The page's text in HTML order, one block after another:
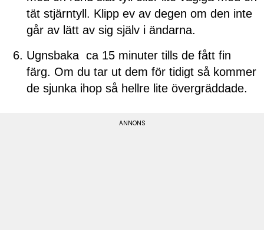
tät stjärntyll. Klipp ev av degen om den inte
går av lätt av sig själv i ändarna.
Ugnsbaka ca 15 minuter tills de fått fin
färg. Om du tar ut dem för tidigt så kommer
de sjunka ihop så hellre lite övergräddade.